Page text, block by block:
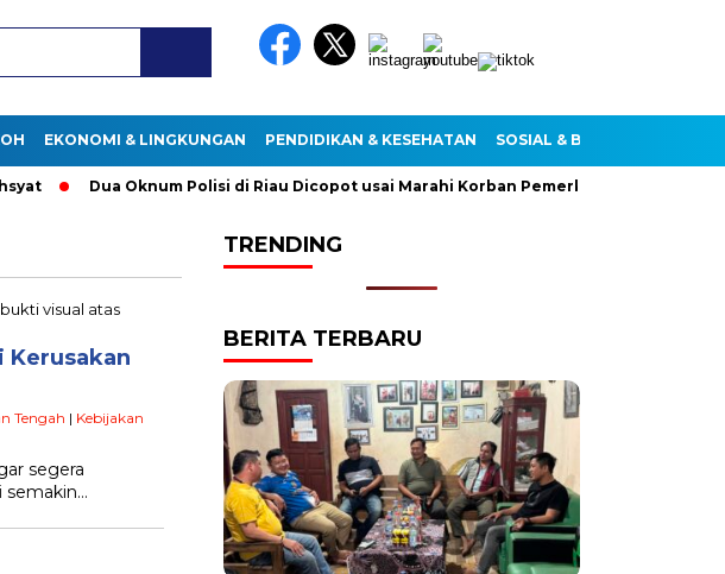
EKONOMI & LINGKUNGAN PENDIDIKAN & KESEHATAN SOSIAL & BUDAYA
Dua Oknum Polisi di Riau Dicopot usai Marahi Korban Pemerkosaan
Kerusakan
Tengah | Kebijakan
segera
semakin…
TRENDING
BERITA TERBARU